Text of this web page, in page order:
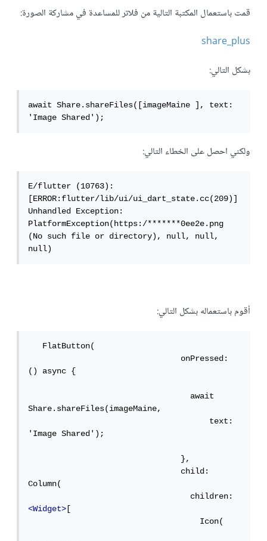
قمت باستعمال المكتبة التالية من فلاتر للمساعدة في مشاركة الصورة:
share_plus
بشكل التالي:
await Share.shareFiles([imageMaine ], text:
'Image Shared');
ولكني احصل على الخطاء التالي:
E/flutter (10763):
[ERROR:flutter/lib/ui/ui_dart_state.cc(209)]
Unhandled Exception:
PlatformException(https:/*******0ee2e.png
(No such file or directory), null, null,
null)
أقوم باستعماله بشكل التالي:
   FlatButton(
                                onPressed:
() async {
                                  await
Share.shareFiles(imageMaine,
                                      text:
'Image Shared');
                                },
                                child:
Column(
<Widget> [
                                    Icon(